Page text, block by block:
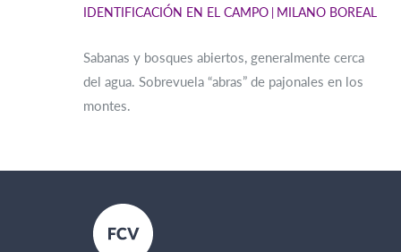
IDENTIFICACIÓN EN EL CAMPO MILANO BOREAL
Sabanas y bosques abiertos, generalmente cerca
del agua. Sobrevuela “abras” de pajonales en los
montes.